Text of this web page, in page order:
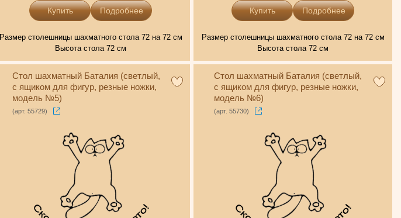
Подробнее
Размер столешницы шахматного стола 72 на 72 см
Высота стола 72 см
Подробнее
Размер столешницы шахматного стола 72 на 72 см
Высота стола 72 см
Стол шахматный Баталия (светлый,
с ящиком для фигур, резные ножки,
модель №5)
(арт. 55729)
Стол шахматный Баталия (светлый,
с ящиком для фигур, резные ножки,
модель №6)
(арт. 55730)